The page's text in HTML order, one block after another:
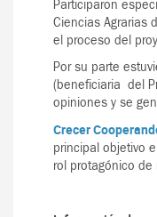
Participaron
Ciencias Agrarias
el proceso del
Por su parte
(beneficiaria del
opiniones y se
Crecer
principal objetivo
rol protagónico